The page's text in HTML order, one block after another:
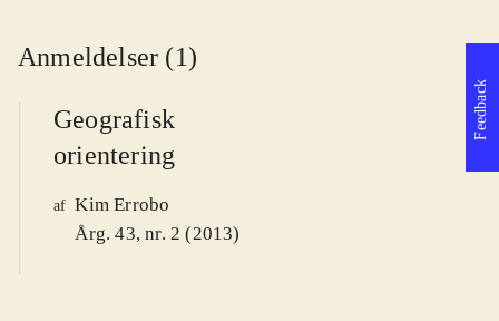
Anmeldelser (1)
Geografisk
orientering
af Kim Errobo
Årg. 43, nr. 2 (2013)
Feedback